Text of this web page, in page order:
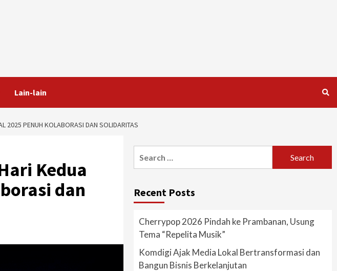
Lain-lain
2025 PENUH KOLABORASI DAN SOLIDARITAS
Kedua
dan
for:
Recent Posts
Cherrypop 2026 Pindah ke Prambanan, Usung
Tema “Repelita Musik”
Komdigi Ajak Media Lokal Bertransformasi dan
Bangun Bisnis Berkelanjutan